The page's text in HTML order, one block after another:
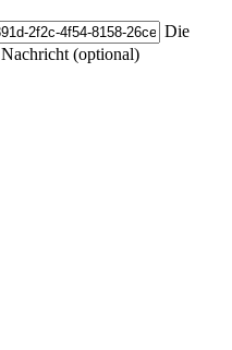
Die
Nachricht (optional)